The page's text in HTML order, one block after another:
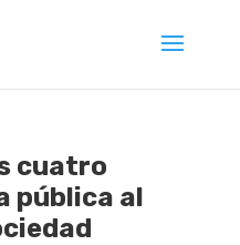
cuatro
pública al